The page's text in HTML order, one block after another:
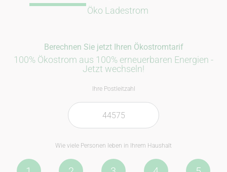
Öko Ladestrom
Berechnen Sie jetzt Ihren Ökostromtarif
100% Ökostrom aus 100% erneuerbaren Energien -
Jetzt wechseln!
Ihre Postleitzahl
Wie viele Personen leben in Ihrem Haushalt